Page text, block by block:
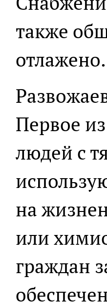
также
отлажено.
Первое
людей с
на
или
граждан